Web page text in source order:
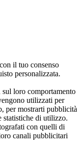
il tuo consenso
personalizzata.
loro comportamento
utilizzati per
per mostrarti pubblicità
statistiche di utilizzo.
con quelli di
canali pubblicitari